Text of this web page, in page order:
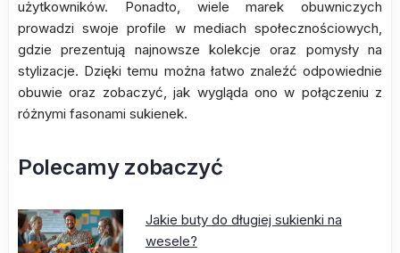
użytkowników. Ponadto, wiele marek obuwniczych
prowadzi swoje profile w mediach społecznościowych,
gdzie prezentują najnowsze kolekcje oraz pomysły na
stylizacje. Dzięki temu można łatwo znaleźć odpowiednie
obuwie oraz zobaczyć, jak wygląda ono w połączeniu z
różnymi fasonami sukienek.
Polecamy zobaczyć
Jakie buty do długiej sukienki na
wesele?